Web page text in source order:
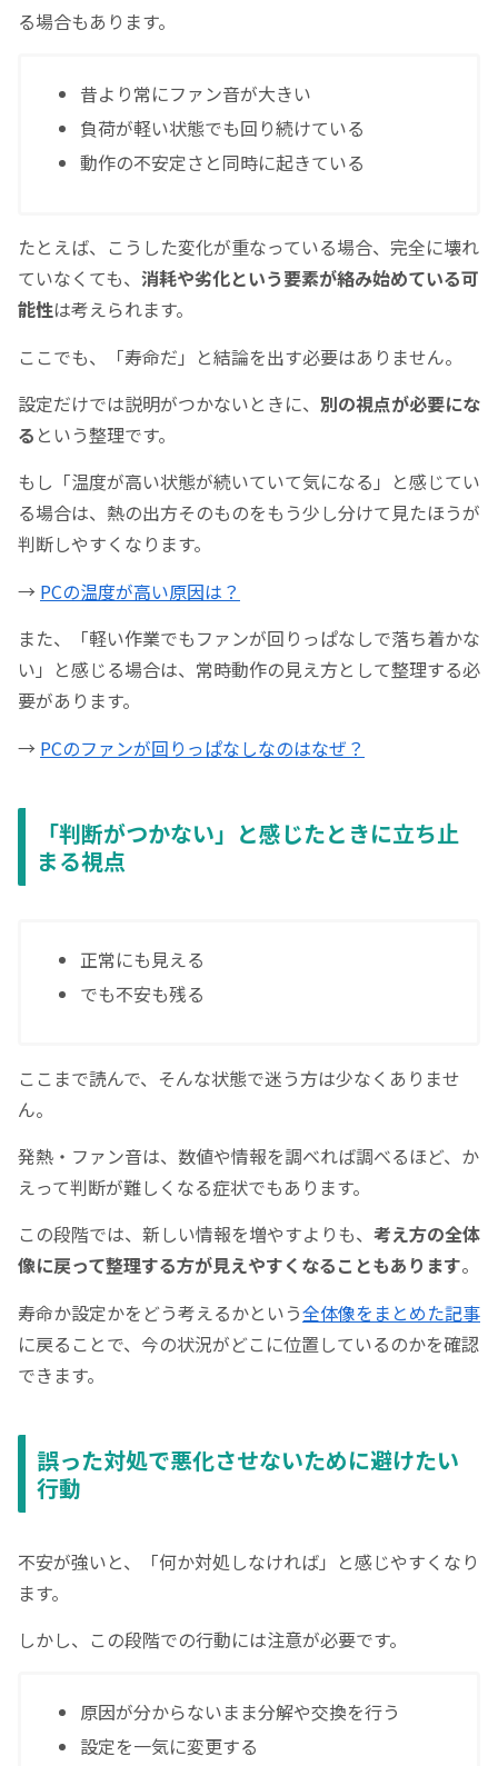
る場合もあります。
昔より常にファン音が大きい
負荷が軽い状態でも回り続けている
動作の不安定さと同時に起きている
たとえば、こうした変化が重なっている場合、完全に壊れ
ていなくても、 消耗や劣化という要素が絡み始めている可
能性は考えられます。
ここでも、「寿命だ」と結論を出す必要はありません。
設定だけでは説明がつかないときに、 別の視点が必要にな
る という整理です。
もし「温度が高い状態が続いていて気になる」と感じてい
る場合は、熱の出方そのものをもう少し分けて見たほうが
判断しやすくなります。
→ PCの温度が高い原因は？
また、「軽い作業でもファンが回りっぱなしで落ち着かな
い」と感じる場合は、常時動作の見え方として整理する必
要があります。
→ PCのファンが回りっぱなしなのはなぜ？
「判断がつかない」と感じたときに立ち止
まる視点
正常にも見える
でも不安も残る
ここまで読んで、そんな状態で迷う方は少なくありませ
ん。
発熱・ファン音は、数値や情報を調べれば調べるほど、か
えって判断が難しくなる症状でもあります。
この段階では、新しい情報を増やすよりも、 考え方の全体
像に戻って整理する方が見えやすくなることもあります。
寿命か設定かをどう考えるかという全体像をまとめた記事
に戻ることで、今の状況がどこに位置しているのかを確認
できます。
誤った対処で悪化させないために避けたい
行動
不安が強いと、「何か対処しなければ」と感じやすくなり
ます。
しかし、この段階での行動には注意が必要です。
原因が分からないまま分解や交換を行う
設定を一気に変更する